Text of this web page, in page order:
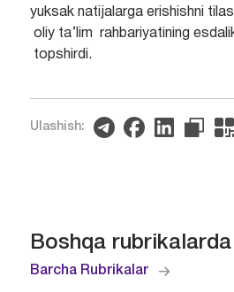
yuksak natijalarga erishishni
oliy ta’lim rahbariyatining
topshirdi.
Ulashish:
Boshqa
Barcha Rubrikalar